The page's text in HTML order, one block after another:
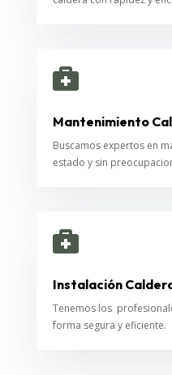

Mantenimiento
Buscamos expertos en
estado y sin

Instalación
Tenemos los
forma segura y eficiente.